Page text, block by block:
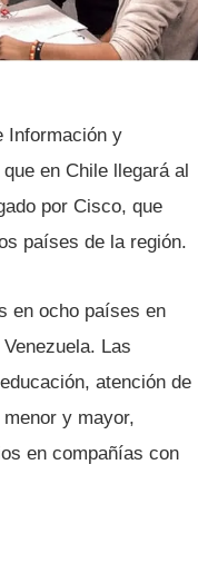
Información y
en Chile llegará al
por Cisco, que
paí­ses de la región.
en ocho paí­ses en
Las
atención de
y mayor,
en compañí­as con